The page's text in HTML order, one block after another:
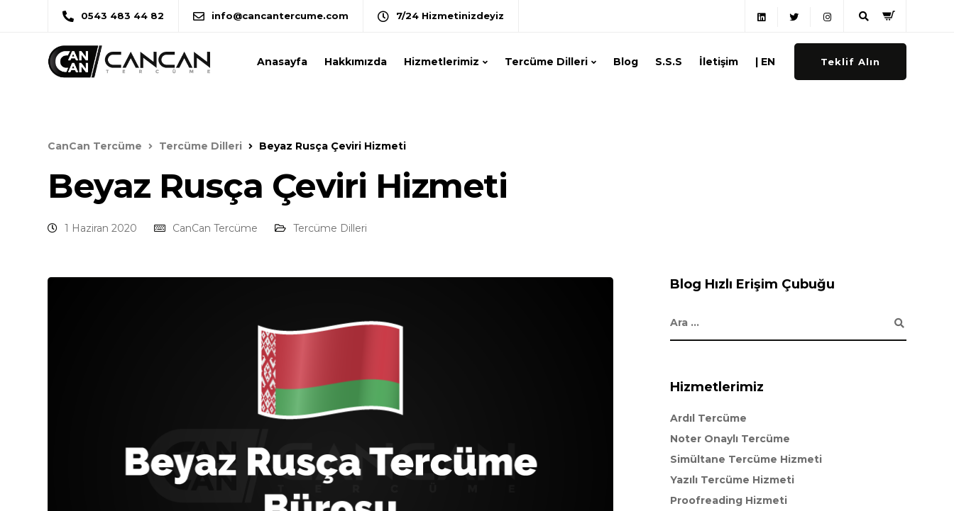
0543 483 44 82 info@cancantercume.com 7/24 Hizmetinizdeyiz
Anasayfa Hakkımızda Hizmetlerimiz Tercüme Dilleri Blog S.S.S İletişim | EN Teklif Alın
CanCan Tercüme Tercüme Dilleri Beyaz Rusça Çeviri Hizmeti
Beyaz Rusça Çeviri Hizmeti
1 Haziran 2020 CanCan Tercüme Tercüme Dilleri
Blog Hızlı Erişim Çubuğu
Hizmetlerimiz
Ardıl Tercüme
Noter Onaylı Tercüme
Simültane Tercüme Hizmeti
Yazılı Tercüme Hizmeti
Proofreading Hizmeti